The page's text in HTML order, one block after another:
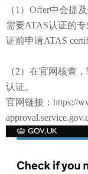
（1）Offer中会提
需要ATAS认证的
证前申请ATAS
（2）在官网核查
认证。
官网链接：https://